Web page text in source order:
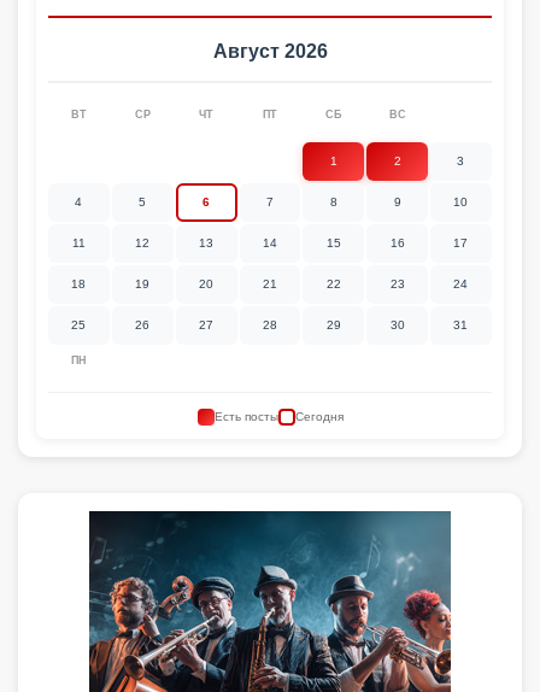
Август 2026
ПН
ВТ СР ЧТ ПТ СБ ВС
1 2 3
4 5 6 7 8 9 10
11 12 13 14 15 16 17
18 19 20 21 22 23 24
25 26 27 28 29 30 31
Есть посты Сегодня